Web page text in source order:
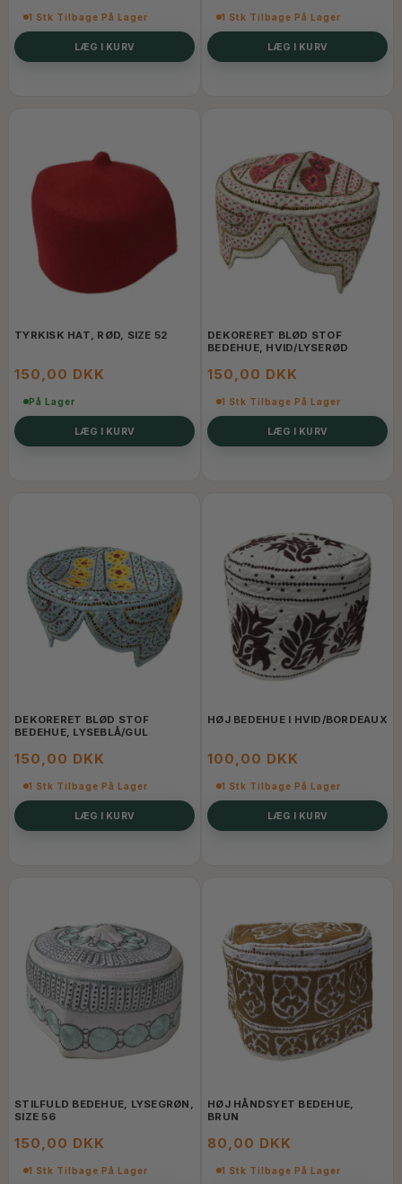
1 Stk Tilbage På Lager
LÆG I KURV
1 Stk Tilbage På Lager
LÆG I KURV
TYRKISK HAT, RØD, SIZE 52
150,00 DKK
På Lager
LÆG I KURV
DEKORERET BLØD STOF
BEDEHUE, HVID/LYSERØD
150,00 DKK
1 Stk Tilbage På Lager
LÆG I KURV
DEKORERET BLØD STOF
BEDEHUE, LYSEBLÅ/GUL
150,00 DKK
1 Stk Tilbage På Lager
LÆG I KURV
HØJ BEDEHUE I HVID/BORDEAUX
100,00 DKK
1 Stk Tilbage På Lager
LÆG I KURV
STILFULD BEDEHUE, LYSEGRØN,
SIZE 56
150,00 DKK
1 Stk Tilbage På Lager
HØJ HÅNDSYET BEDEHUE,
BRUN
80,00 DKK
1 Stk Tilbage På Lager